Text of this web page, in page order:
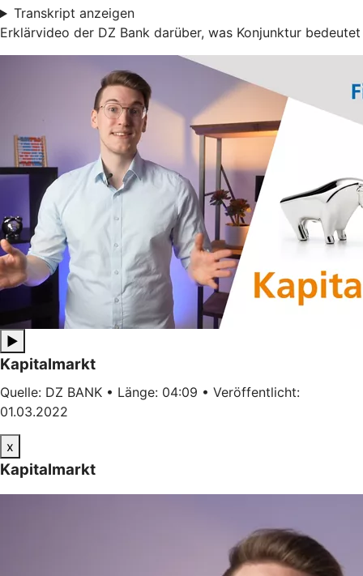
Transkript anzeigen
Erklärvideo der DZ Bank darüber, was Konjunktur bedeutet
▶
Kapitalmarkt
Quelle: DZ BANK • Länge: 04:09 • Veröffentlicht:
01.03.2022
x
Kapitalmarkt